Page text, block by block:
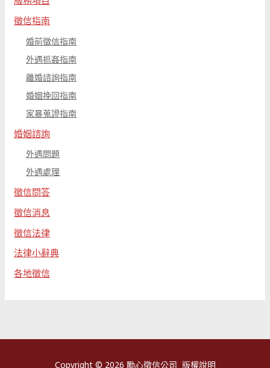
徵信指南
婚前徵信指南
外遇抓姦指南
離婚諮詢指南
婚姻挽回指南
家暴蒐證指南
婚姻諮詢
外遇問題
外遇處理
徵信問答
徵信消息
徵信法律
法律小辭典
各地徵信
Copyright © 2026 勵心徵信公司 版權說明